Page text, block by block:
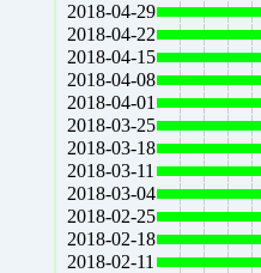
2018-04-29
2018-04-22
2018-04-15
2018-04-08
2018-04-01
2018-03-25
2018-03-18
2018-03-11
2018-03-04
2018-02-25
2018-02-18
2018-02-11